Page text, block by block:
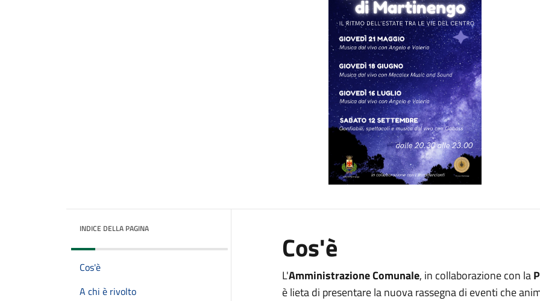
INDICE DELLA PAGINA
Cos'è
A chi è rivolto
Cos'è
L'Amministrazione Comunale, in collaborazione con la
è lieta di presentare la nuova rassegna di eventi che